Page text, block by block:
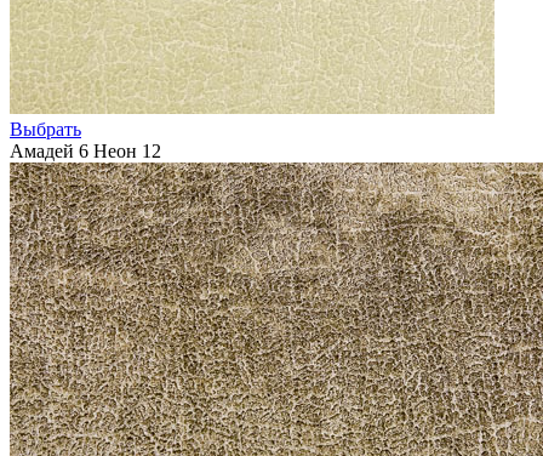
Выбрать
Амадей 6 Неон 12